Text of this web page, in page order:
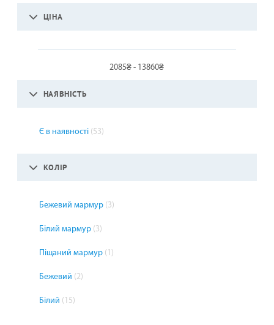
ЦІНА
2085₴ - 13860₴
НАЯВНІСТЬ
Є в наявності (53)
КОЛІР
Бежевий мармур (3)
Білий мармур (3)
Піщаний мармур (1)
Бежевий (2)
Білий (15)